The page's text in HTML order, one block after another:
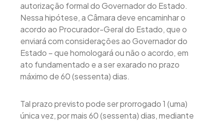
autorização formal do Governador do Estado.
Nessa hipótese, a Câmara deve encaminhar o
acordo ao Procurador-Geral do Estado, que o
enviará com considerações ao Governador do
Estado – que homologará ou não o acordo, em
ato fundamentado e a ser exarado no prazo
máximo de 60 (sessenta) dias.
Tal prazo previsto pode ser prorrogado 1 (uma)
única vez, por mais 60 (sessenta) dias, mediante